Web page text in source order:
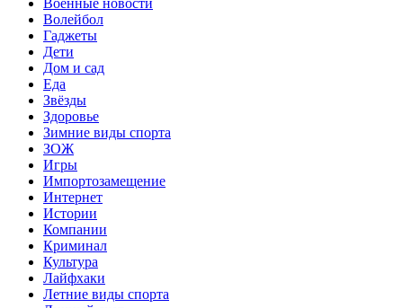
Военные новости
Волейбол
Гаджеты
Дети
Дом и сад
Еда
Звёзды
Здоровье
Зимние виды спорта
ЗОЖ
Игры
Импортозамещение
Интернет
Истории
Компании
Криминал
Культура
Лайфхаки
Летние виды спорта